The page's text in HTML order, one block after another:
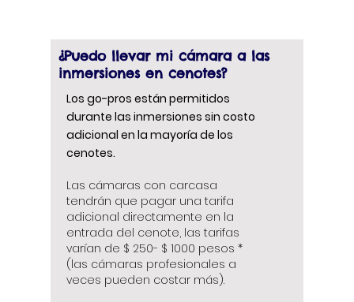
¿Puedo llevar mi cámara a las
inmersiones en cenotes?
Los go-pros están permitidos
durante las inmersiones sin costo
adicional en la mayoría de los
cenotes.
Las cámaras con carcasa
tendrán que pagar una tarifa
adicional directamente en la
entrada del cenote, las tarifas
varían de $ 250- $ 1000 pesos *
(las cámaras profesionales a
veces pueden costar más).